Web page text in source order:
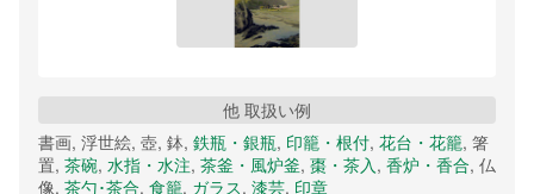
他 取扱い例
書画, 浮世絵, 壺, 鉢, 鉄瓶・銀瓶, 印籠・根付, 花台・花籠, 箸
置, 茶碗, 水指・水注, 茶釜・風炉釜, 棗・茶入, 香炉・香合, 仏
像, 茶勺･茶合, 食籠, ガラス, 漆芸, 印章